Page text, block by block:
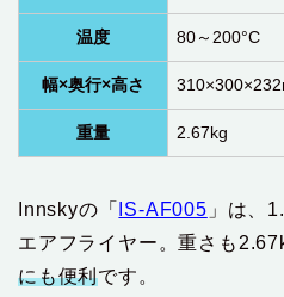
温度 80～200°C
幅×奥行×高さ
重量 ‎2.67kg
Innskyの「 IS-AF005 」は、
エアフライヤー。重さも
にも便利です。